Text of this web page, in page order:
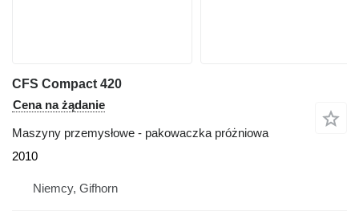
CFS Compact 420
Cena na żądanie
Maszyny przemysłowe - pakowaczka próżniowa
2010
Niemcy, Gifhorn